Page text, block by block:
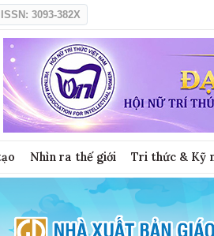
ISSN: 3093-382X
Nhìn ra thế giới Tri thức & Kỹ